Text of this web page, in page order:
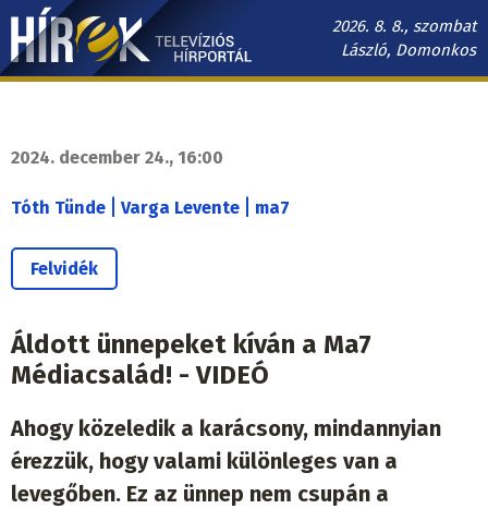
Ugrás
tartalomra
2026. 8. 8., szombat
László, Domonkos
Hírek.sk
2024. december 24., 16:00
Tóth Tünde Varga Levente ma7
Felvidék
Áldott ünnepeket kíván a Ma7
Médiacsalád! - VIDEÓ
Ahogy közeledik a karácsony, mindannyian
érezzük, hogy valami különleges van a
levegőben. Ez az ünnep nem csupán a